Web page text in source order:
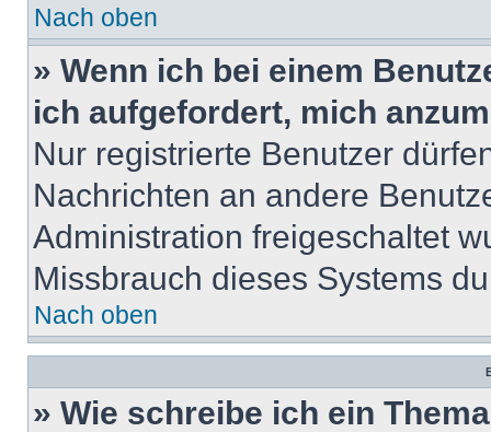
Nach oben
» Wenn ich bei einem
ich aufgefordert, mich
Nur registrierte Benutzer
Nachrichten an andere
Administration freigeschaltet
Missbrauch dieses Systems
Nach oben
» Wie schreibe ich ein